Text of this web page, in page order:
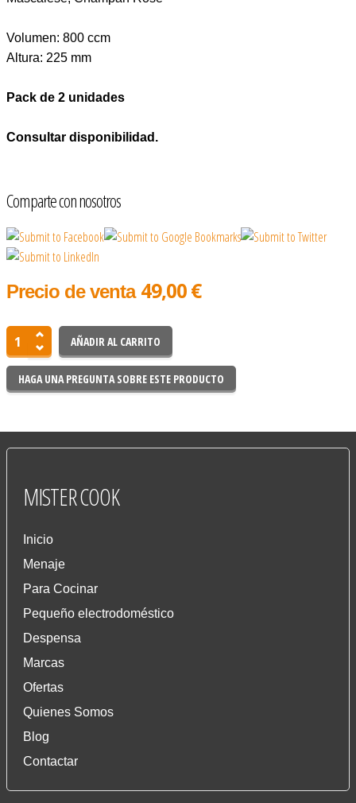
Volumen: 800 ccm
Altura: 225 mm
Pack de 2 unidades
Consultar disponibilidad.
Comparte con nosotros
Precio de venta 49,00 €
HAGA UNA PREGUNTA SOBRE ESTE PRODUCTO
MISTERCOOK
Inicio
Menaje
Para Cocinar
Pequeño electrodoméstico
Despensa
Marcas
Ofertas
Quienes Somos
Blog
Contactar